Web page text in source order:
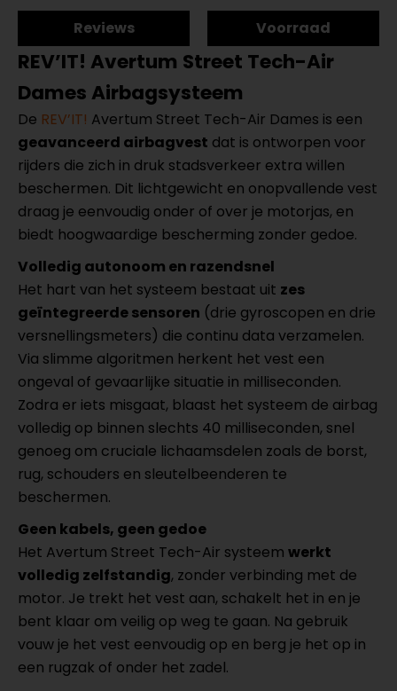
Reviews Voorraad
REV’IT! Avertum Street Tech-Air
Dames Airbagsysteem
De REV’IT! Avertum Street Tech-Air Dames is een
geavanceerd airbagvest dat is ontworpen voor
rijders die zich in druk stadsverkeer extra willen
beschermen. Dit lichtgewicht en onopvallende vest
draag je eenvoudig onder of over je motorjas, en
biedt hoogwaardige bescherming zonder gedoe.
Volledig autonoom en razendsnel
Het hart van het systeem bestaat uit zes
geïntegreerde sensoren (drie gyroscopen en drie
versnellingsmeters) die continu data verzamelen.
Via slimme algoritmen herkent het vest een
ongeval of gevaarlijke situatie in milliseconden.
Zodra er iets misgaat, blaast het systeem de airbag
volledig op binnen slechts 40 milliseconden, snel
genoeg om cruciale lichaamsdelen zoals de borst,
rug, schouders en sleutelbeenderen te
beschermen.
Geen kabels, geen gedoe
Het Avertum Street Tech-Air systeem werkt
volledig zelfstandig, zonder verbinding met de
motor. Je trekt het vest aan, schakelt het in en je
bent klaar om veilig op weg te gaan. Na gebruik
vouw je het vest eenvoudig op en berg je het op in
een rugzak of onder het zadel.